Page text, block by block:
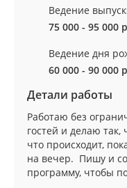
Ведение
75 000 - 95 000
Ведение дня
60 000 - 90 000
Детали работы
Работаю без
гостей и делаю так,
что происходит,
на вечер. Пишу и
программу, чтобы